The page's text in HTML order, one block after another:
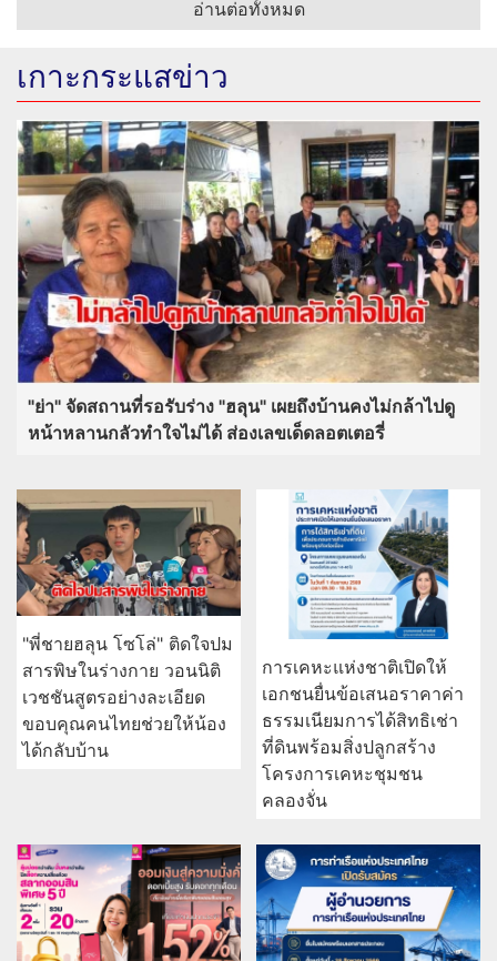
อ่านต่อทั้งหมด
เกาะกระแสข่าว
"ย่า" จัดสถานที่รอรับร่าง "ฮลุน" เผยถึงบ้านคงไม่กล้าไปดู
หน้าหลานกลัวทำใจไม่ได้ ส่องเลขเด็ดลอตเตอรี่
"พี่ชายฮลุน โซโล่" ติดใจปม
สารพิษในร่างกาย วอนนิติ
เวชชันสูตรอย่างละเอียด
ขอบคุณคนไทยช่วยให้น้อง
ได้กลับบ้าน
การเคหะแห่งชาติเปิดให้
เอกชนยื่นข้อเสนอราคาค่า
ธรรมเนียมการได้สิทธิเช่า
ที่ดินพร้อมสิ่งปลูกสร้าง
โครงการเคหะชุมชน
คลองจั่น